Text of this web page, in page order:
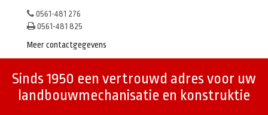
0561-481 276
0561-481 825
Meer contactgegevens
Sinds 1950 een vertrouwd adres voor uw
landbouwmechanisatie en konstruktie